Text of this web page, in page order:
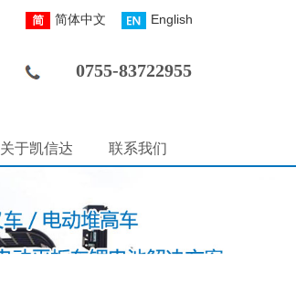
0755-83722955
简体中文 English
关于凯信达 联系我们